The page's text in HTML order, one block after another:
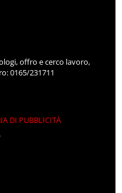
offro e cerco lavoro,
0165/231711
DI PUBBLICITÀ